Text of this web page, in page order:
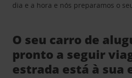
dia e a hora e nós preparamos o
O seu carro de
pronto a seguir
estrada está à sua